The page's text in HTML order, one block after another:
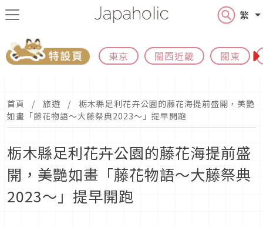
繁
東京 關西近畿 關東
首頁 旅遊
栃木縣足利花卉公園的藤花海提前盛開，美艷
如畫「藤花物語～大藤祭典2023～」提早開跑
栃木縣足利花卉公園的藤花海提前盛
開，美艷如畫「藤花物語～大藤祭典
2023～」提早開跑